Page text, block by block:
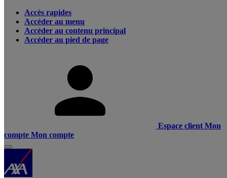
Accès rapides
Accéder au menu
Accéder au contenu principal
Accéder au pied de page
Espace client Mon
compte Mon compte